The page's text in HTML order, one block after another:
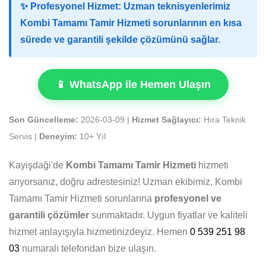
✨ Profesyonel Hizmet: Uzman teknisyenlerimiz
Kombi Tamamı Tamir Hizmeti sorunlarının en kısa
sürede ve garantili şekilde çözümünü sağlar.
📱 WhatsApp ile Hemen Ulaşın
Son Güncelleme: 2026-03-09 | Hizmet Sağlayıcı: Hıra Teknik
Servis |
Deneyim: 10+ Yıl
Kayişdaği'de Kombi Tamamı Tamir Hizmeti hizmeti
arıyorsanız, doğru adrestesiniz! Uzman ekibimiz, Kombi
Tamamı Tamir Hizmeti sorunlarına profesyonel ve
garantili çözümler sunmaktadır. Uygun fiyatlar ve kaliteli
hizmet anlayışıyla hizmetinizdeyiz. Hemen 0 539 251 98
03 numaralı telefondan bize ulaşın.